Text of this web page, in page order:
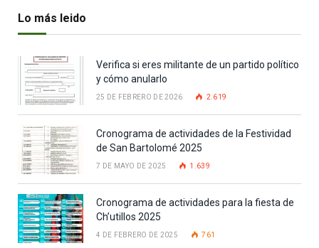
Lo más leido
Verifica si eres militante de un partido político
y cómo anularlo
25 DE FEBRERO DE 2026 2.619
Cronograma de actividades de la Festividad
de San Bartolomé 2025
7 DE MAYO DE 2025 1.639
Cronograma de actividades para la fiesta de
Ch’utillos 2025
4 DE FEBRERO DE 2025 761